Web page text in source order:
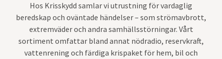
Hos Krisskydd samlar vi utrustning för vardaglig
beredskap och oväntade händelser – som strömavbrott,
extremväder och andra samhällsstörningar. Vårt
sortiment omfattar bland annat nödradio, reservkraft,
vattenrening och färdiga krispaket för hem, bil och